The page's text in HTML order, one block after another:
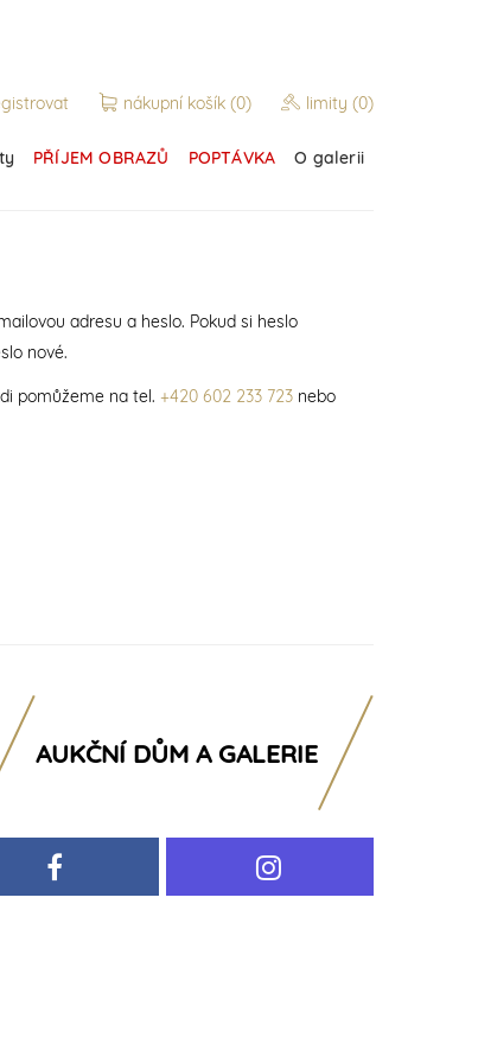
nákupní košík (0) limity (0)
PŘÍJEM OBRAZŮ POPTÁVKA O galerii
adresu a heslo. Pokud si heslo
nové.
pomůžeme na tel. +420 602 233 723nebo
AUKČNÍ DŮM A GALERIE